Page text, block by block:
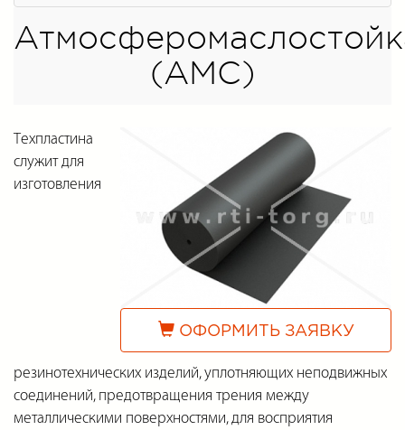
(АМС)
ОФОРМИТЬ ЗАЯВКУ
Техпластина
служит для
изготовления
резинотехнических изделий, уплотняющих неподвижных
соединений, предотвращения трения между
металлическими поверхностями, для восприятия